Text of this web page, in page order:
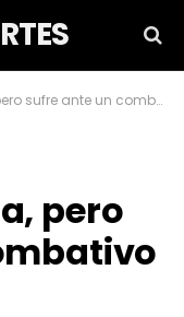
ante un combativo Cavalier FC
pero